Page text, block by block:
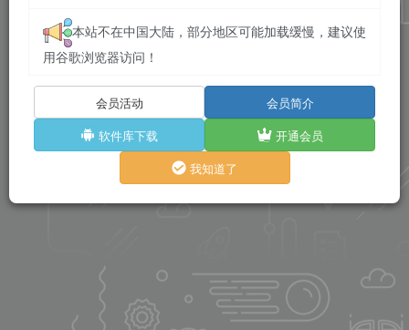
本站不在中国大陆，部分地区可能加载缓慢，建议使
用谷歌浏览器访问！
会员活动
会员简介
软件库下载
开通会员
我知道了